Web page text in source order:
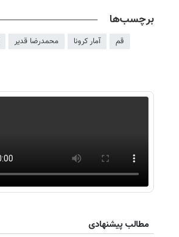
برچسب‌ها
قم آمار کرونا محمدرضا قدیر
مطالب پیشنهادی